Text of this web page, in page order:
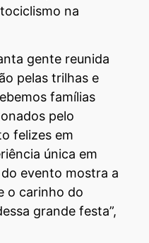
na
gente reunida
pelas trilhas e
famílias
pelo
felizes em
única em
evento mostra a
o carinho do
grande festa”,